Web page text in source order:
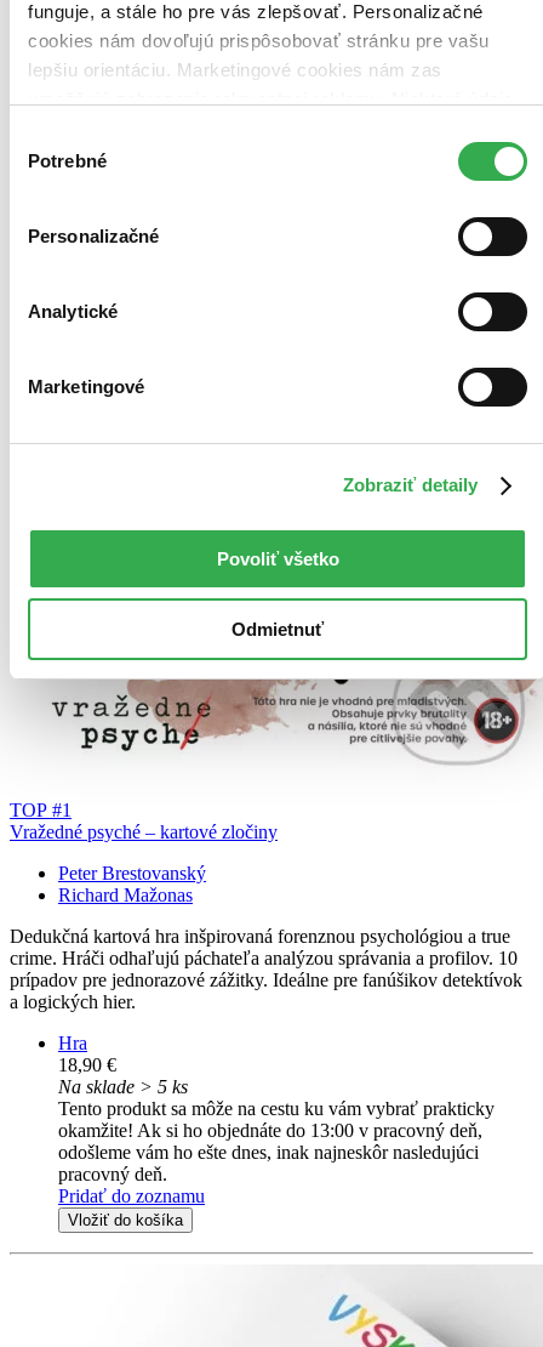
funguje, a stále ho pre vás zlepšovať. Personalizačné
cookies nám dovoľujú prispôsobovať stránku pre vašu
lepšiu orientáciu. Marketingové cookies nám zas
keby sme mohli používať všetky tieto cookies. Ďakujeme!
súhlasu
Potrebné
Personalizačné
Analytické
Marketingové
Zobraziť detaily
Povoliť všetko
Odmietnuť
TOP #1
Vražedné psyché – kartové zločiny
Peter Brestovanský
Richard Mažonas
Dedukčná kartová hra inšpirovaná forenznou psychológiou a true
crime. Hráči odhaľujú páchateľa analýzou správania a profilov. 10
prípadov pre jednorazové zážitky. Ideálne pre fanúšikov detektívok
a logických hier.
Hra
18,90 €
Na sklade > 5 ks
Tento produkt sa môže na cestu ku vám vybrať prakticky
okamžite! Ak si ho objednáte do 13:00 v pracovný deň,
odošleme vám ho ešte dnes, inak najneskôr nasledujúci
pracovný deň.
Pridať do zoznamu
Vložiť do košíka